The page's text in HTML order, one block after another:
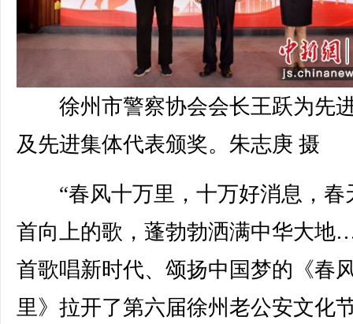
徐州市警察协会会长王跃为先
及先进集体代表颁奖。朱志庚 摄
“春风十万里，十万好消息，春
首向上的歌，蓬勃勃洒满中华大
首歌唱新时代、颂扬中国梦的《春
里》拉开了第六届徐州老公安文化